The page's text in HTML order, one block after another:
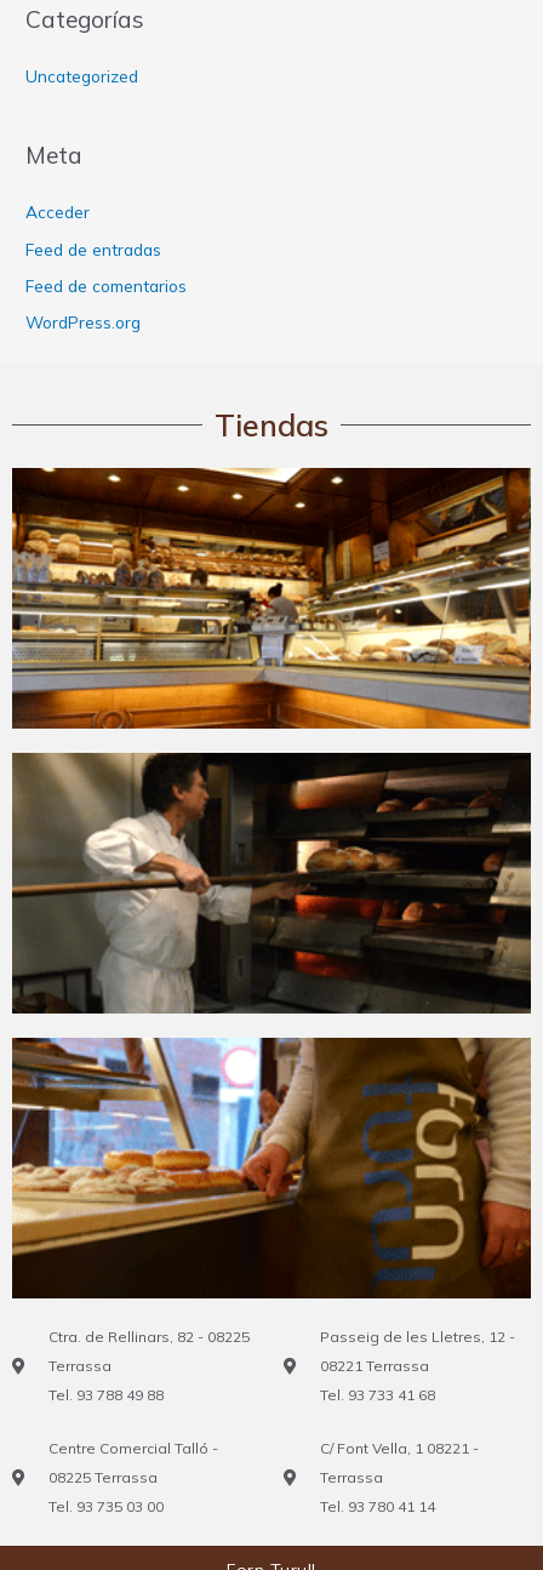
Categorías
Uncategorized
Meta
Acceder
Feed de entradas
Feed de comentarios
WordPress.org
Tiendas
Ctra. de Rellinars, 82 - 08225
Terrassa
Tel. 93 788 49 88
Passeig de les Lletres, 12 -
08221 Terrassa
Tel. 93 733 41 68
Centre Comercial Talló -
08225 Terrassa
Tel. 93 735 03 00
C/ Font Vella, 1 08221 -
Terrassa
Tel. 93 780 41 14